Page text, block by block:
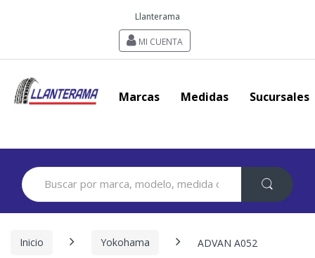
Llanterama
MI CUENTA
Marcas Medidas Sucursales
Search
for:
Inicio Yokohama ADVAN A052